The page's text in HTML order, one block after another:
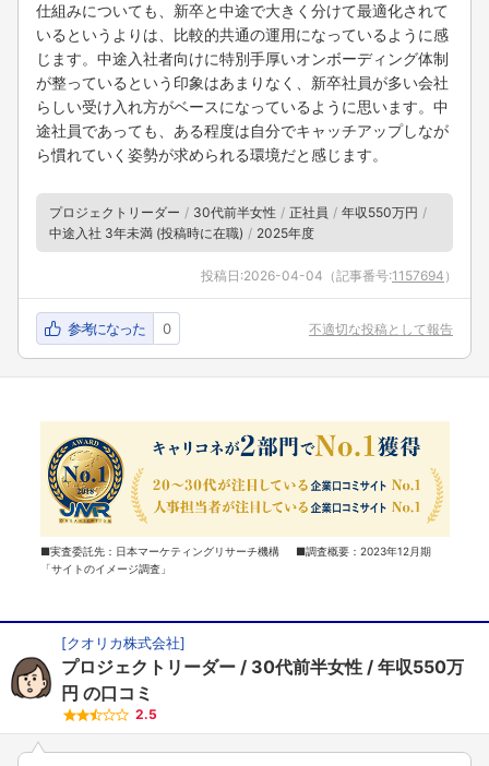
仕組みについても、新卒と中途で大きく分けて最適化されて
いるというよりは、比較的共通の運用になっているように感
じます。中途入社者向けに特別手厚いオンボーディング体制
が整っているという印象はあまりなく、新卒社員が多い会社
らしい受け入れ方がベースになっているように思います。中
途社員であっても、ある程度は自分でキャッチアップしなが
ら慣れていく姿勢が求められる環境だと感じます。
プロジェクトリーダー 30代前半女性 正社員
年収550万円
中途入社 3年未満 (投稿時に在職)
2025年度
投稿日:2026-04-04 （記事番号:1157694 ）
参考になった 0 不適切な投稿として報告
■実査委託先：日本マーケティングリサーチ機構 ■調査概要：2023年12月期
「サイトのイメージ調査」
[クオリカ株式会社]
プロジェクトリーダー 30代前半女性
年収550万
円 の口コミ
2.5